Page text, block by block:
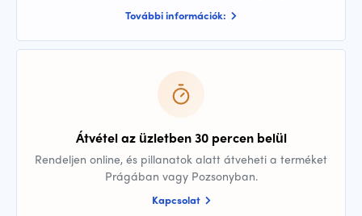
További információk:
Átvétel az üzletben 30 percen belül
Rendeljen online, és pillanatok alatt átveheti a terméket
Prágában vagy Pozsonyban.
Kapcsolat